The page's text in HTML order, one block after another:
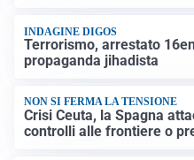
INDAGINE DIGOS
Terrorismo, arrestato
propaganda jihadista
NON SI FERMA LA TENSIONE
Crisi Ceuta, la Spagna
controlli alle frontiere o